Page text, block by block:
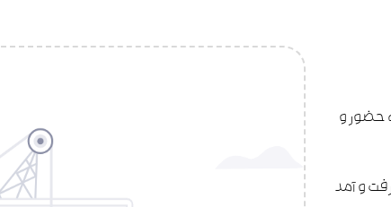
حضور و
و آمد